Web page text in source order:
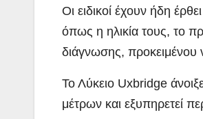
Οι ειδικοί έχουν ήδη
όπως η ηλικία τους, το
διάγνωσης, προκειμένου
Το Λύκειο Uxbridge
μέτρων και εξυπηρετεί